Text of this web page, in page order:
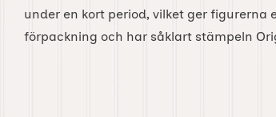
under en kort period, vilket ger figurerna
förpackning och har såklart stämpeln